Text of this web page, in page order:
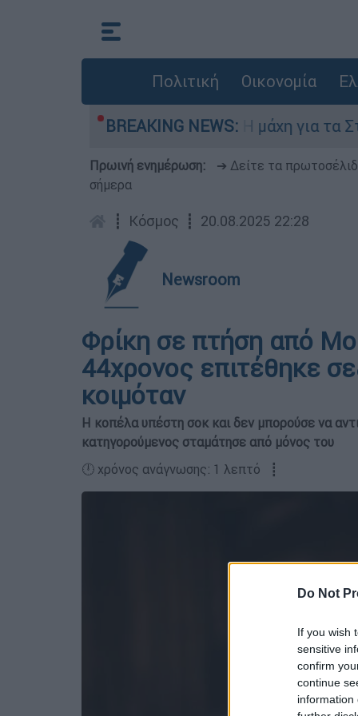
Do Not
If you wish
sensitive
confirm
continue
information
Πολιτική Οικονομία
BREAKING NEWS:
6 Αυγούστου Η μάχη για τα Στενά
Πρωινή ενημέρωση: ➔ Δείτε τα
σήμερα
┋ Κόσμος ┋ 20.08.2025 22:28
Newsroom
Φρίκη σε πτήση από
44χρονος επιτέθηκε
κοιμόταν
Η κοπέλα υπέστη σοκ και δεν μπορούσε να
κατηγορούμενος σταμάτησε από μόνος του
🕛 χρόνος ανάγνωσης: 1 λεπτό ┋